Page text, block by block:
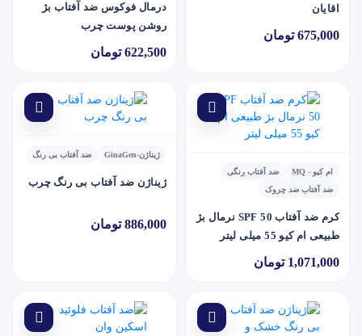
اقايان
675,000 تومان
درمال فوکوس ضد آفتاب بژ
روشن پوست چرب
622,500 تومان
ام کیو - MQ
ضد آفتاب رنگی
ضد آفتاب ضد چروک
کرم ضد آفتاب SPF 50 نرمال بژ
طبیعی ام کیو 55 میلی لیتر
1,071,000 تومان
ژیناژن-GinaGen ضد آفتاب بی رنگ
ژیناژن ضد آفتاب بی رنگ چرب
886,000 تومان